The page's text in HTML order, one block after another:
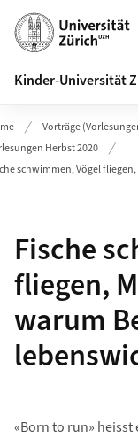
Header
Kinder-Universität
Vorträge
Herbst 2020
schwimmen, Vögel
Fische
fliegen,
warum
«Born to run»